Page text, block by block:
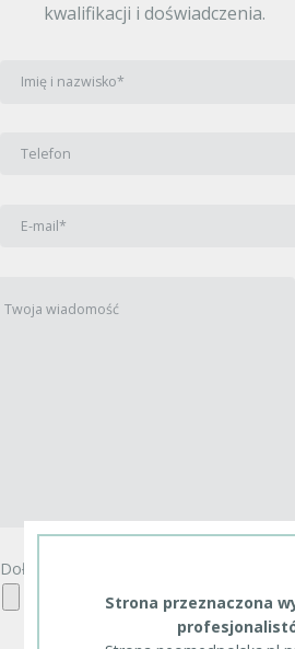
kwalifikacji i doświadczenia.
Dołącz plik z CV (dozwolone formaty:
Strona przeznaczona